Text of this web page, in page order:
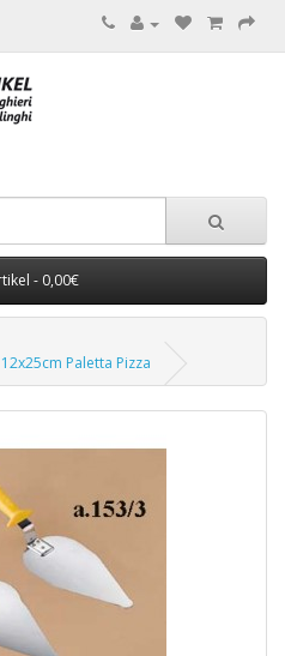
- 0,00€
Paletta Pizza